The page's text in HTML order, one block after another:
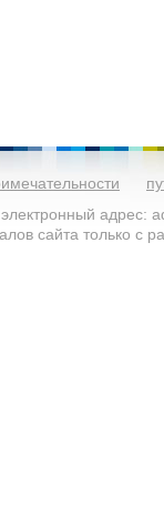
адрес:
сайта только с